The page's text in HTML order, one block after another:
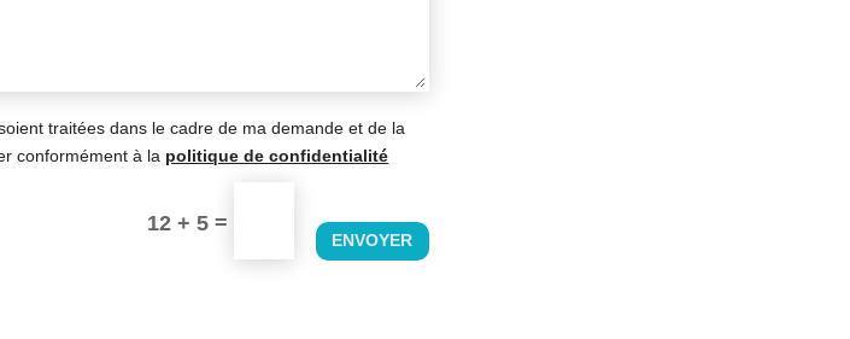
traitées dans le cadre de ma demande et de la
conformément à la politique de confidentialité
12 + 5=
ENVOYER